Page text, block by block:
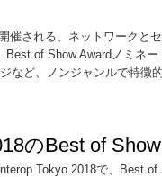
催される、ネットワークと
of Show Awardノミネ
など、ノンジャンルで特徴
のBest of
Tokyo 2018で、Best